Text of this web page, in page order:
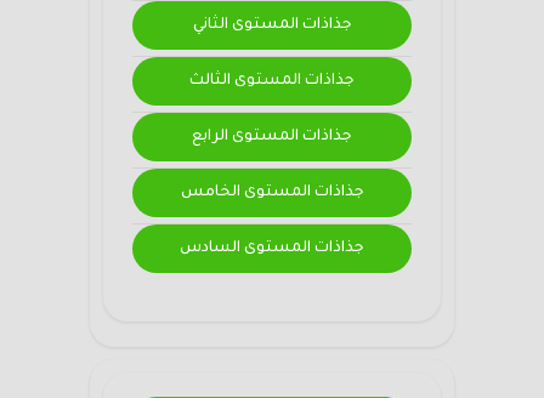
جذاذات المستوى الثاني
جذاذات المستوى الثالث
جذاذات المستوى الرابع
جذاذات المستوى الخامس
جذاذات المستوى السادس